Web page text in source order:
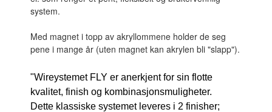
system.
Med magnet i topp av akryllommene holder de seg
pene i mange år (uten magnet kan akrylen bli "slapp").
"Wireystemet FLY er anerkjent for sin flotte
kvalitet, finish og kombinasjonsmuligheter.
Dette klassiske systemet leveres i 2 finisher;